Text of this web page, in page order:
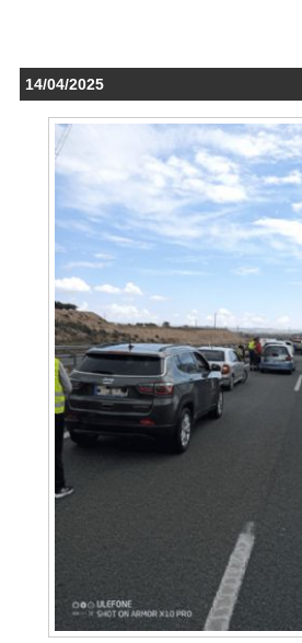
14/04/2025